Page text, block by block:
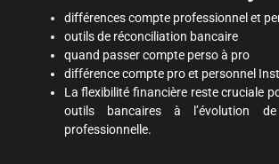
différences compte professionnel et
outils de réconciliation bancaire
quand passer compte perso à pro
différence compte pro et personnel
La flexibilité financière reste cruciale
outils bancaires à l’évolution
professionnelle.